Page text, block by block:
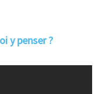
y penser ?